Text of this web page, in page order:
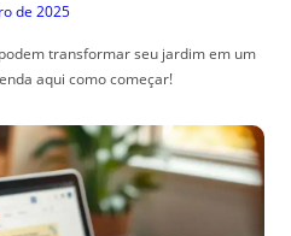
de 2025
transformar seu jardim em um
aqui como começar!